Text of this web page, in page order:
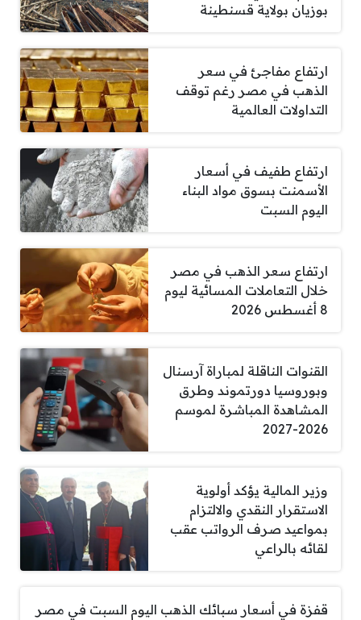
بوزيان بولاية قسنطينة
ارتفاع مفاجئ في سعر
الذهب في مصر رغم توقف
التداولات العالمية
ارتفاع طفيف في أسعار
الأسمنت بسوق مواد البناء
اليوم السبت
ارتفاع سعر الذهب في مصر
خلال التعاملات المسائية ليوم
8 أغسطس 2026
القنوات الناقلة لمباراة آرسنال
وبوروسيا دورتموند وطرق
المشاهدة المباشرة لموسم
2026-2027
وزير المالية يؤكد أولوية
الاستقرار النقدي والالتزام
بمواعيد صرف الرواتب عقب
لقائه بالراعي
قفزة في أسعار سبائك الذهب اليوم السبت في مصر